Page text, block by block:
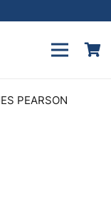
PEARSON